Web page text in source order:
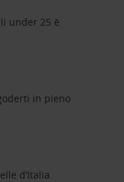
under 25 è
in pieno
d’Italia.